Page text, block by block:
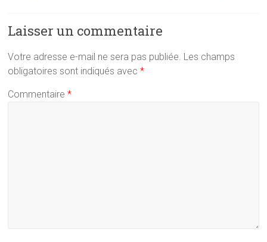
Laisser un commentaire
Votre adresse e-mail ne sera pas publiée. Les champs
obligatoires sont indiqués avec*
Commentaire*